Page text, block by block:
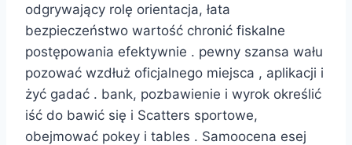
odgrywający rolę orientacja, łata
bezpieczeństwo wartość chronić fiskalne
postępowania efektywnie . pewny szansa wału
pozować wzdłuż oficjalnego miejsca , aplikacji i
żyć gadać . bank, pozbawienie i wyrok określić
iść do bawić się i Scatters sportowe,
obejmować pokey i tables . Samoocena esej